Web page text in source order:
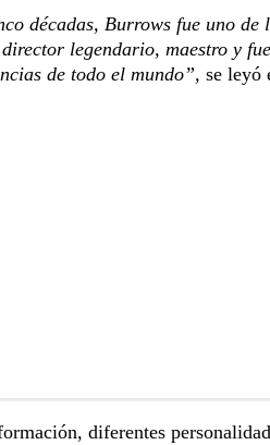
décadas, Burrows fue uno
legendario, maestro y
de todo el mundo”, se leyó
diferentes